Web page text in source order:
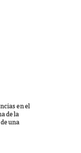
en el
de la
una